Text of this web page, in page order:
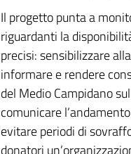
Il progetto punta a
riguardanti la
precisi: sensibilizzare
informare e rendere
del Medio Campidano
comunicare
evitare periodi di
donatori